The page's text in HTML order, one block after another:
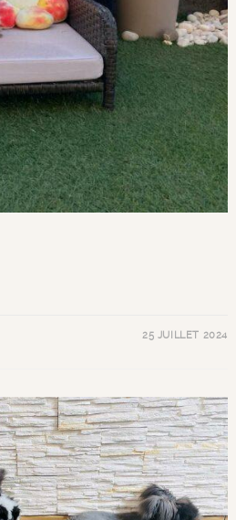
25 JUILLET 2024